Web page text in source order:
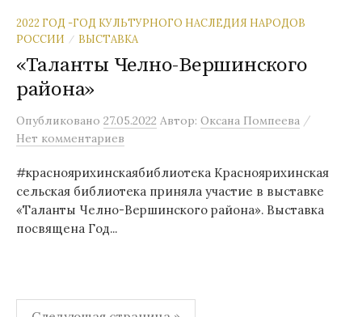
2022 ГОД -ГОД КУЛЬТУРНОГО НАСЛЕДИЯ НАРОДОВ
РОССИИ
/ ВЫСТАВКА
«Таланты Челно-Вершинского
района»
Опубликовано 27.05.2022 Автор: Оксана Помпеева /
Нет комментариев
#красноярихинскаябиблиотека Красноярихинская
сельская библиотека приняла участие в выставке
«Таланты Челно-Вершинского района». Выставка
посвящена Год...